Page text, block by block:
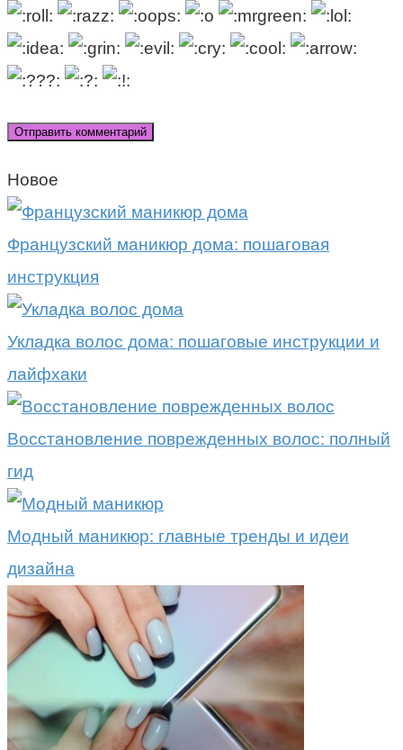
Новое
Французский маникюр дома: пошаговая
инструкция
Укладка волос дома: пошаговые инструкции и
лайфхаки
Восстановление поврежденных волос: полный
гид
Модный маникюр: главные тренды и идеи
дизайна